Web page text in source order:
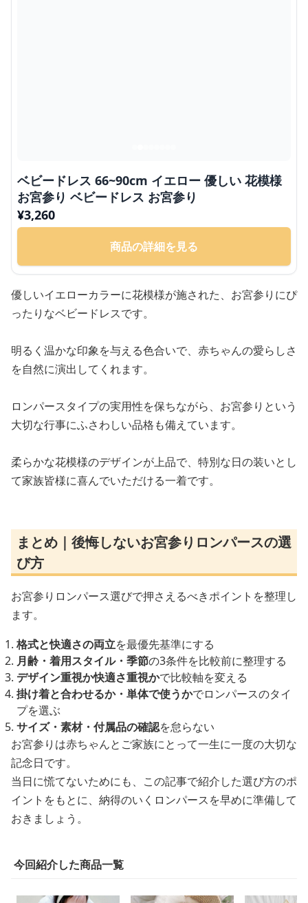
ベビードレス 66~90cm イエロー 優しい 花模様
お宮参り ベビードレス お宮参り
¥3,260
商品の詳細を見る
優しいイエローカラーに花模様が施された、お宮参りにぴ
ったりなベビードレスです。
明るく温かな印象を与える色合いで、赤ちゃんの愛らしさ
を自然に演出してくれます。
ロンパースタイプの実用性を保ちながら、お宮参りという
大切な行事にふさわしい品格も備えています。
柔らかな花模様のデザインが上品で、特別な日の装いとし
て家族皆様に喜んでいただける一着です。
まとめ｜後悔しないお宮参りロンパースの選
び方
お宮参りロンパース選びで押さえるべきポイントを整理し
ます。
格式と快適さの両立を最優先基準にする
月齢・着用スタイル・季節の3条件を比較前に整理する
デザイン重視か快適さ重視かで比較軸を変える
掛け着と合わせるか・単体で使うかでロンパースのタイ
プを選ぶ
サイズ・素材・付属品の確認を怠らない
お宮参りは赤ちゃんとご家族にとって一生に一度の大切な
記念日です。
当日に慌てないためにも、この記事で紹介した選び方のポ
イントをもとに、納得のいくロンパースを早めに準備して
おきましょう。
今回紹介した商品一覧